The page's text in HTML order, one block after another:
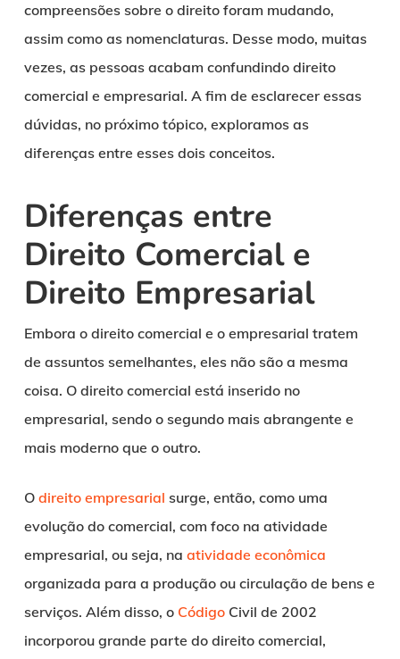
compreensões sobre o direito foram mudando,
assim como as nomenclaturas. Desse modo, muitas
vezes, as pessoas acabam confundindo direito
comercial e empresarial. A fim de esclarecer essas
dúvidas, no próximo tópico, exploramos as
diferenças entre esses dois conceitos.
Diferenças entre
Direito Comercial e
Direito Empresarial
Embora o direito comercial e o empresarial tratem
de assuntos semelhantes, eles não são a mesma
coisa. O direito comercial está inserido no
empresarial, sendo o segundo mais abrangente e
mais moderno que o outro.
O direito empresarial surge, então, como uma
evolução do comercial, com foco na atividade
empresarial, ou seja, na atividade econômica
organizada para a produção ou circulação de bens e
serviços. Além disso, o CódigoCivil de 2002
incorporou grande parte do direito comercial,